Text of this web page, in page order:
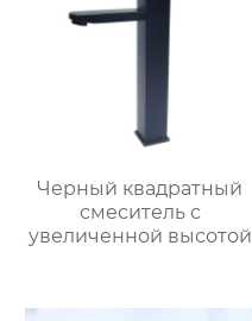
Черный квадратный
смеситель с
увеличенной высотой